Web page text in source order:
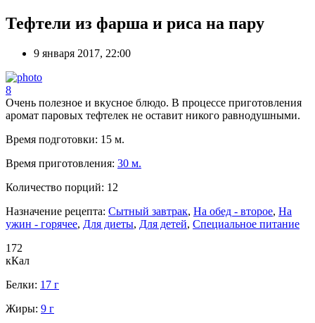
Тефтели из фарша и риса на пару
9 января 2017, 22:00
8
Очень полезное и вкусное блюдо. В процессе приготовления
аромат паровых тефтелек не оставит никого равнодушными.
Время подготовки: 15 м.
Время приготовления: 30 м.
Количество порций: 12
Назначение рецепта: Сытный завтрак, На обед - второе, На
ужин - горячее, Для диеты, Для детей, Специальное питание
172
кКал
Белки: 17 г
Жиры: 9 г